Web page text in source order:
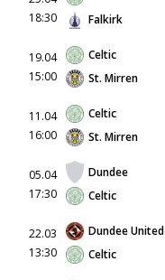
18:30
Falkirk
19.04
15:00
Celtic
St. Mirren
11.04
16:00
Celtic
St. Mirren
05.04
17:30
Dundee
Celtic
22.03
13:30
Dundee United
Celtic